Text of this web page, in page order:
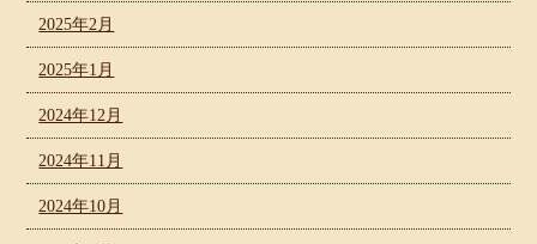
2025年2月
2025年1月
2024年12月
2024年11月
2024年10月